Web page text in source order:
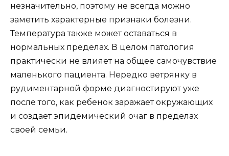
незначительно, поэтому не всегда можно
заметить характерные признаки болезни.
Температура также может оставаться в
нормальных пределах. В целом патология
практически не влияет на общее самочувствие
маленького пациента. Нередко ветрянку в
рудиментарной форме диагностируют уже
после того, как ребенок заражает окружающих
и создает эпидемический очаг в пределах
своей семьи.